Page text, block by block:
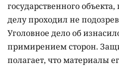
государственного
делу проходил не
Уголовное дело об
примирением сторон.
полагает, что материалы